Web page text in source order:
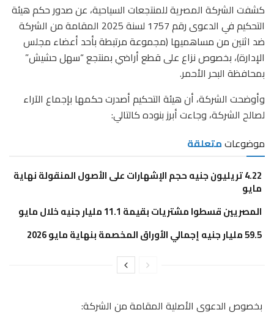
كشفت الشركة المصرية للمنتجعات السياحية، عن صدور حكم هيئة
التحكيم في الدعوى رقم 1757 لسنة 2025 المقامة من الشركة
ضد اثنين من مساهميها (مجموعة مرتبطة بأحد أعضاء مجلس
الإدارة)، بخصوص نزاع على قطع أراضي بمنتجع “سهل حشيش”
بمحافظة البحر الأحمر.
​وأوضحت الشركة، أن هيئة التحكيم أصدرت حكمها بإجماع الآراء
لصالح الشركة، وجاءت أبرز بنوده كالتالي:
موضوعاتمتعلقة
4.22 تريليون جنيه حجم الإشهارات على الأصول المنقولة نهاية
مايو
المصريين قسطوا مشتريات بقيمة 11.1 مليار جنيه خلال مايو
59.5 مليار جنيه إجمالي الأوراق المخصمة بنهاية مايو 2026
​ بخصوص الدعوى الأصلية المقامة من الشركة: